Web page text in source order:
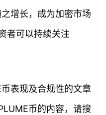
增长，成为加密市场
者可以持续关注
表现及合规性的文章
币的内容，请搜